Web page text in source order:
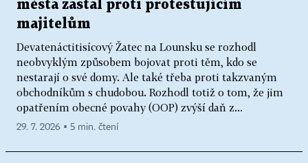
města zastal proti protestujícím
majitelům
Devatenáctitisícový Žatec na Lounsku se rozhodl
neobvyklým způsobem bojovat proti těm, kdo se
nestarají o své domy. Ale také třeba proti takzvaným
obchodníkům s chudobou. Rozhodl totiž o tom, že jim
opatřením obecné povahy (OOP) zvýší daň z...
29. 7. 2026 ▪ 5 min. čtení